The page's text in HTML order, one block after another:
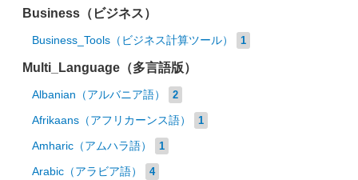
Business（ビジネス）
Business_Tools（ビジネス計算ツール） 1
Multi_Language（多言語版）
Albanian（アルバニア語） 2
Afrikaans（アフリカーンス語） 1
Amharic（アムハラ語） 1
Arabic（アラビア語） 4